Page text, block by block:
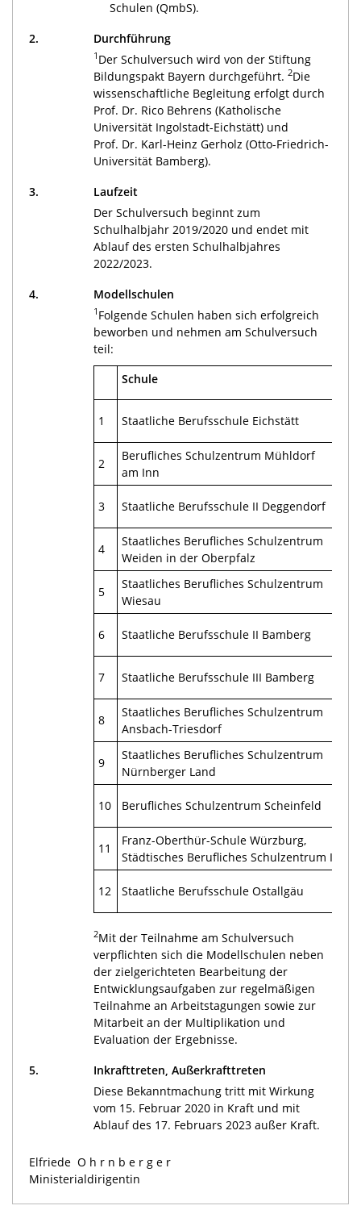
Schulen (QmbS).
2.
Durchführung
1 Der Schulversuch wird von der Stiftung
Bildungspakt Bayern durchgeführt. 2Die
wissenschaftliche Begleitung erfolgt durch
Prof. Dr. Rico Behrens (Katholische
Universität Ingolstadt-Eichstätt) und
Prof. Dr. Karl-Heinz Gerholz (Otto-Friedrich-
Universität Bamberg).
3.
Laufzeit
Der Schulversuch beginnt zum
Schulhalbjahr 2019/2020 und endet mit
Ablauf des ersten Schulhalbjahres
2022/2023.
4.
Modellschulen
1 Folgende Schulen haben sich erfolgreich
beworben und nehmen am Schulversuch
teil:
Schule
1 Staatliche Berufsschule Eichstätt
2
Berufliches Schulzentrum Mühldorf
am Inn
3 Staatliche Berufsschule II Deggendorf
4
Staatliches Berufliches Schulzentrum
Weiden in der Oberpfalz
5
Staatliches Berufliches Schulzentrum
Wiesau
6 Staatliche Berufsschule II Bamberg
7 Staatliche Berufsschule III Bamberg
8
Staatliches Berufliches Schulzentrum
Ansbach-Triesdorf
9
Staatliches Berufliches Schulzentrum
Nürnberger Land
10 Berufliches Schulzentrum Scheinfeld
11
Franz-Oberthür-Schule Würzburg,
Städtisches Berufliches Schulzentrum I
12 Staatliche Berufsschule Ostallgäu
2Mit der Teilnahme am Schulversuch
verpflichten sich die Modellschulen neben
der zielgerichteten Bearbeitung der
Entwicklungsaufgaben zur regelmäßigen
Teilnahme an Arbeitstagungen sowie zur
Mitarbeit an der Multiplikation und
Evaluation der Ergebnisse.
5.
Inkrafttreten, Außerkrafttreten
Diese Bekanntmachung tritt mit Wirkung
vom 15. Februar 2020 in Kraft und mit
Ablauf des 17. Februars 2023 außer Kraft.
Elfriede Ohrnberger
Ministerialdirigentin